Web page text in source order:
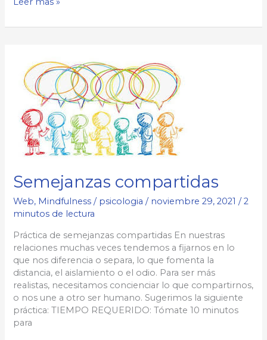
(poema)
Semejanzas compartidas
Web, Mindfulness / psicologia/ noviembre 29, 2021/2
minutos de lectura
Práctica de semejanzas compartidas En nuestras
relaciones muchas veces tendemos a fijarnos en lo
que nos diferencia o separa, lo que fomenta la
distancia, el aislamiento o el odio. Para ser más
realistas, necesitamos concienciar lo que compartirnos,
o nos une a otro ser humano. Sugerimos la siguiente
práctica: TIEMPO REQUERIDO: Tómate 10 minutos
para